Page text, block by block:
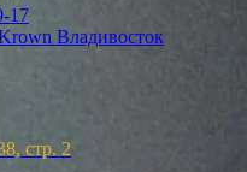
17
Владивосток
стр. 2